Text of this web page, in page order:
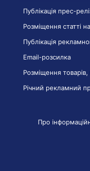
Публікація прес-
Розміщення статті
Публікація
Email-розсилка
Розміщення товарів,
Річний рекламний
Про